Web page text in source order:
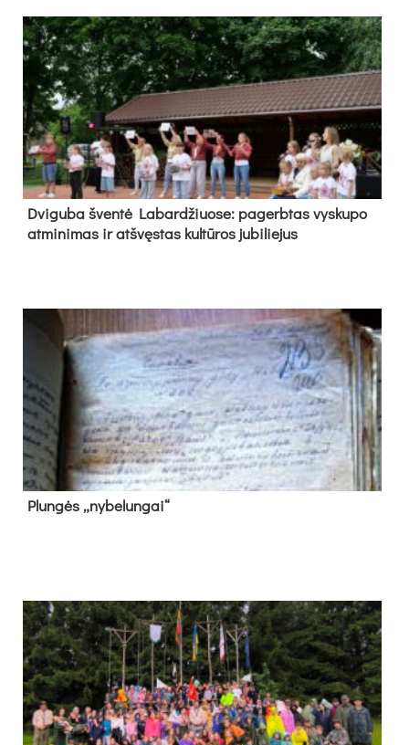
Dvi­gu­ba šven­tė La­bar­džiuo­se: pa­gerb­tas vys­ku­po
at­mi­ni­mas ir at­švęs­tas kul­tū­ros ju­bi­lie­jus
Plun­gės „ny­be­lun­gai“